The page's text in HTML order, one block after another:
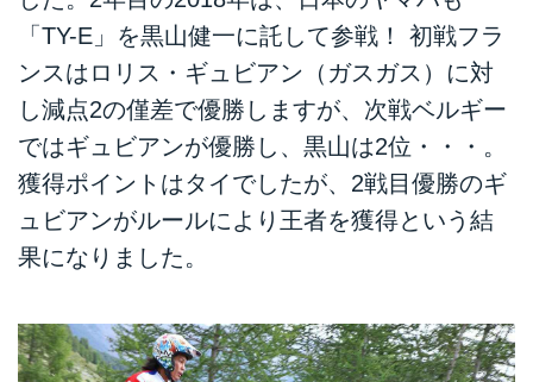
「TY-E」を黒山健一に託して参戦！ 初戦フラ
ンスはロリス・ギュビアン（ガスガス）に対
し減点2の僅差で優勝しますが、次戦ベルギー
ではギュビアンが優勝し、黒山は2位・・・。
獲得ポイントはタイでしたが、2戦目優勝のギ
ュビアンがルールにより王者を獲得という結
果になりました。